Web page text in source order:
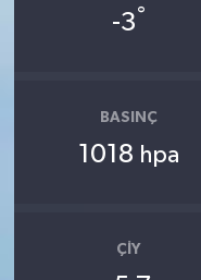
-3°
BASINÇ
1018 hpa
ÇIY